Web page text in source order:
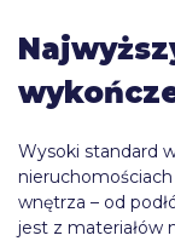
Wysoki standard
wnętrza – od
jest z materiałów